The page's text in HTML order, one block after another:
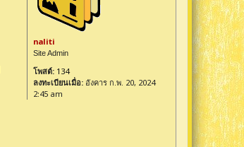
naliti
Site Admin
โพสต์: 134
ลงทะเบียนเมื่อ:อังคาร ก.พ. 20, 2024
2:45 am